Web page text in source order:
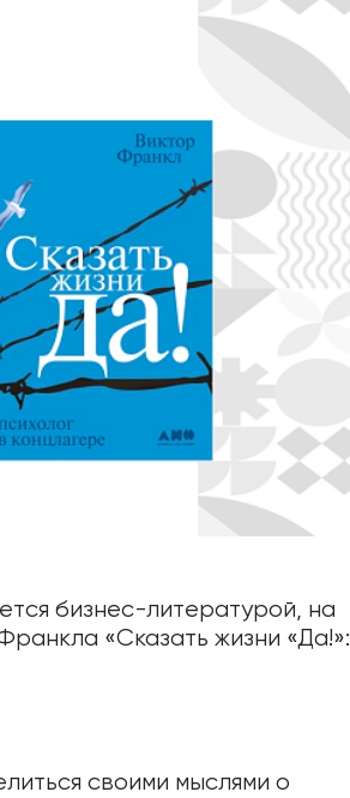
бизнес-литературой, на
«Сказать жизни «Да!»:
своими мыслями о